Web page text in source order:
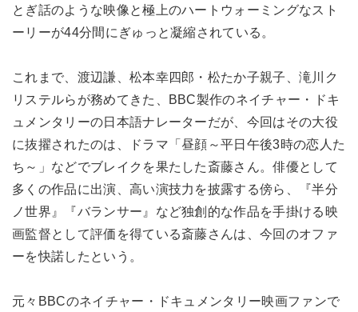
とぎ話のような映像と極上のハートウォーミングなスト
ーリーが44分間にぎゅっと凝縮されている。
これまで、渡辺謙、松本幸四郎・松たか子親子、滝川ク
リステルらが務めてきた、BBC製作のネイチャー・ドキ
ュメンタリーの日本語ナレーターだが、今回はその大役
に抜擢されたのは、ドラマ「昼顔～平日午後3時の恋人た
ち～」などでブレイクを果たした斎藤さん。俳優として
多くの作品に出演、高い演技力を披露する傍ら、『半分
ノ世界』『バランサー』など独創的な作品を手掛ける映
画監督として評価を得ている斎藤さんは、今回のオファ
ーを快諾したという。
元々BBCのネイチャー・ドキュメンタリー映画ファンで